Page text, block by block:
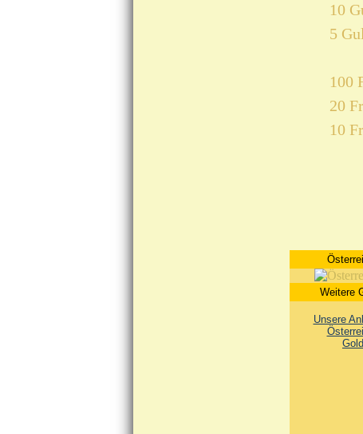
10
5
100
20
10
Weitere
Unsere